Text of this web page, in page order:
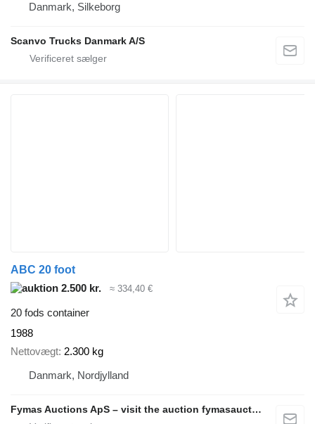
Danmark, Silkeborg
Scanvo Trucks Danmark A/S
ABC 20 foot
2.500 kr.
≈ 334,40 €
20 fods container
1988
Nettovægt 2.300 kg
Danmark, Nordjylland
Fymas Auctions ApS – visit the auction fymasauctions.dk